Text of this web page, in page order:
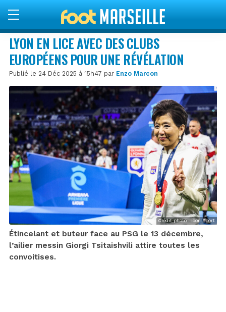
LYON EN LICE AVEC DES CLUBS
EUROPÉENS POUR UNE RÉVÉLATION
Publié le 24 Déc 2025 à 15h47 par Enzo Marcon
Crédit photo : Icon Sport
Étincelant et buteur face au PSG le 13 décembre,
l’ailier messin Giorgi Tsitaishvili attire toutes les
convoitises.